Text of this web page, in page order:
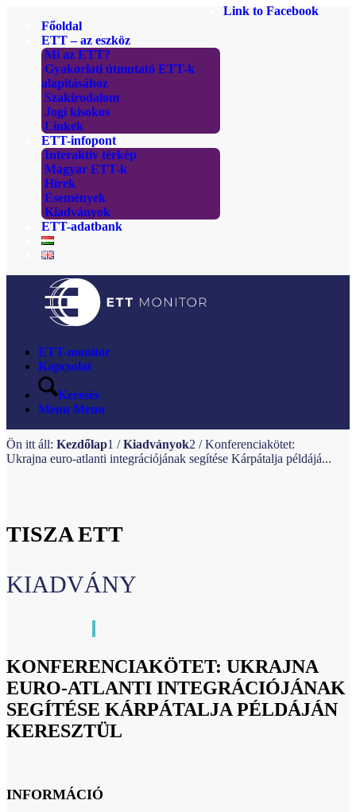
Link to Facebook
Főoldal
ETT – az eszköz
Mi az ETT?
Gyakorlati útmutató ETT-k
alapításához
Szakirodalom
Jogi kisokos
Linkek
ETT-infopont
Interaktív térkép
Magyar ETT-k
Hírek
Események
Kiadványok
ETT-adatbank
ETT-monitor
Kapcsolat
Keresés
Menu Menu
Ön itt áll: Kezdőlap1 / Kiadványok2 / Konferenciakötet:
Ukrajna euro-atlanti integrációjának segítése Kárpátalja példájá...
TISZA ETT
KIADVÁNY
KONFERENCIAKÖTET: UKRAJNA
EURO-ATLANTI INTEGRÁCIÓJÁNAK
SEGÍTÉSE KÁRPÁTALJA PÉLDÁJÁN
KERESZTÜL
INFORMÁCIÓ